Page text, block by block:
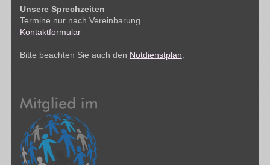
Unsere Sprechzeiten
Termine nur nach Vereinbarung
Kontaktformular
Bitte beachten Sie auch den Notdienstplan